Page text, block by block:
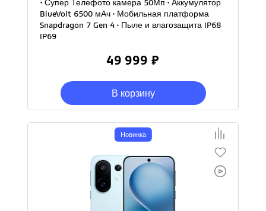
BlueVolt 6500 мАч • Мобильная платформа
Snapdragon 7 Gen 4 • Пыле и влагозащита IP68
IP69
49 999 ₽
В корзину
Новинка